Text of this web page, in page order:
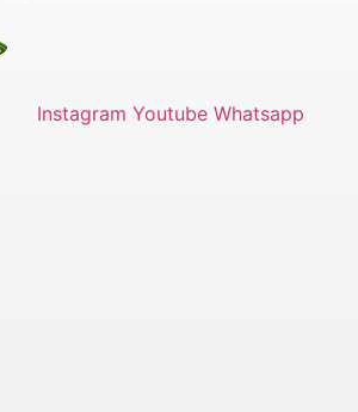
Instagram Youtube Whatsapp